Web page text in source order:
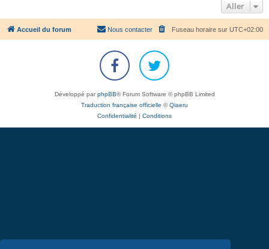
Aller
Accueil du forum Fuseau horaire sur UTC+02:00
Nous contacter
Développé parphpBB® Forum Software © phpBB Limited
Traduction française officielle ©Qiaeru
Confidentialité
Conditions